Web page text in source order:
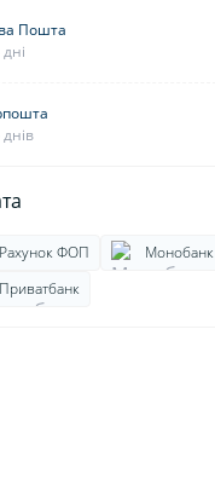
Пошта
Рахунок ФОП Монобанк
Приватбанк